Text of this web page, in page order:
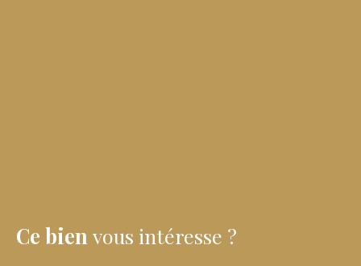
Ce bien vous intéresse ?